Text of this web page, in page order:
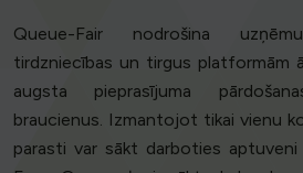
Queue-Fair nodrošina
tirdzniecības un tirgus platformām
augsta pieprasījuma
braucienus. Izmantojot tikai vienu
parasti var sākt darboties aptuveni